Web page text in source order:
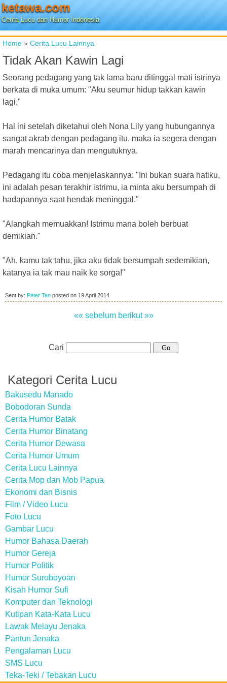
ketawa.com
Cerita Lucu dan Humor Indonesia
Home » Cerita Lucu Lainnya
Tidak Akan Kawin Lagi
Seorang pedagang yang tak lama baru ditinggal mati istrinya
berkata di muka umum: "Aku seumur hidup takkan kawin
lagi."
Hal ini setelah diketahui oleh Nona Lily yang hubungannya
sangat akrab dengan pedagang itu, maka ia segera dengan
marah mencarinya dan mengutuknya.
Pedagang itu coba menjelaskannya: "Ini bukan suara hatiku,
ini adalah pesan terakhir istrimu, ia minta aku bersumpah di
hadapannya saat hendak meninggal."
"Alangkah memuakkan! Istrimu mana boleh berbuat
demikian."
"Ah, kamu tak tahu, jika aku tidak bersumpah sedemikian,
katanya ia tak mau naik ke sorga!"
Sent by: Peter Tan posted on 19 April 2014
«« sebelum berikut »»
Cari
Kategori Cerita Lucu
Bakusedu Manado
Bobodoran Sunda
Cerita Humor Batak
Cerita Humor Binatang
Cerita Humor Dewasa
Cerita Humor Umum
Cerita Lucu Lainnya
Cerita Mop dan Mob Papua
Ekonomi dan Bisnis
Film / Video Lucu
Foto Lucu
Gambar Lucu
Humor Bahasa Daerah
Humor Gereja
Humor Politik
Humor Suroboyoan
Kisah Humor Sufi
Komputer dan Teknologi
Kutipan Kata-Kata Lucu
Lawak Melayu Jenaka
Pantun Jenaka
Pengalaman Lucu
SMS Lucu
Teka-Teki / Tebakan Lucu